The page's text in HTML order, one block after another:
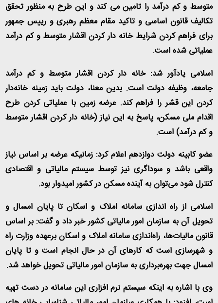
متوسط و کم درآمد را تامین می کند و این طرح به منظور تحقق
تکالیف قانون اساسی و تاکید مقام معظم رهبری و رییس جمهور
برای فراهم کردن شرایط خانه دار کردن اقشار متوسط و کم درآمد
عملیاتی شده است.
اسلامی یادآور شد: خانه دار کردن اقشار متوسط و کم درآمد
جامعه، وظیفه دولت است. بدین معنا، دولت باید زمینه خانه‌دار
کردن این قشر را فراهم کند. عرضه زمین با عملیاتی کردن طرح
اقدام ملی مسکن، پاسخ به این نیاز (خانه دار کردن اقشار متوسط
و کم درآمد) است.
عضو کابینه دولت دوازدهم اعلام کرد: زمانیکه عرضه بر اساس نیاز
واقعی باشد و سوداگری نیز توسط سیستم مالیاتی و اقتصادی
کنترل شود می‌توان به آینده مسکن در کشور امیدوار بود.
اسلامی از راه اندازی سامانه املاک و اسکان تا پایان امسال و
تحویل آن به سازمان امور مالیاتی کشور خبر داد و گفت: بر اساس
قانون مالیات‌ها، راه‌اندازی سامانه املاک و اسکان برعهده وزارت راه
و شهرسازی است که کارهای آن در حال انجام است و تا پایان
امسال جهت بهره‌برداری به سازمان امور مالیاتی تحویل خواهد شد.
وی با اشاره به اینکه سیستم نرم افزاری این سامانه در دست تهیه